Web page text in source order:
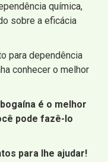
química,
sobre a eficácia
para dependência
conhecer o melhor
é o melhor
pode fazê-lo
para lhe ajudar!